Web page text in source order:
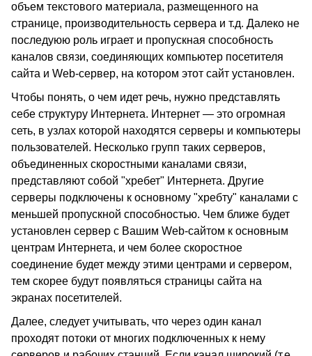
объем текстового материала, размещенного на
странице, производительность сервера и т.д. Далеко не
последуюю роль играет и пропускная способность
каналов связи, соединяющих компьютер посетителя
сайта и Web-сервер, на котором этот сайт установлен.
Чтобы понять, о чем идет речь, нужно представлять
себе структуру Интернета. Интернет — это огромная
сеть, в узлах которой находятся серверы и компьютеры
пользователей. Несколько групп таких серверов,
объединенных скоростными каналами связи,
представляют собой "хребет" Интернета. Другие
серверы подключены к основному "хребту" каналами с
меньшей пропускной способностью. Чем ближе будет
установлен сервер с Вашим Web-сайтом к основным
центрам Интернета, и чем более скоростное
соединение будет между этими центрами и сервером,
тем скорее будут появляться страницы сайта на
экранах посетителей.
Далее, следует учитывать, что через один канал
проходят потоки от многих подключенных к нему